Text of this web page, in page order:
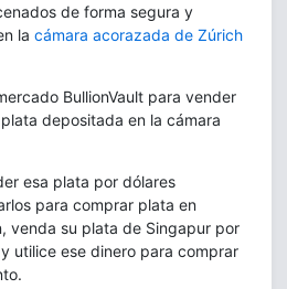
de forma segura y
la cámara acorazada de Zúrich
BullionVault para vender
depositada en la cámara
esa plata por dólares
para comprar plata en
venda su plata de Singapur por
utilice ese dinero para comprar